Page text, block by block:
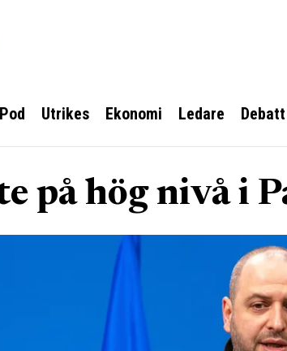
Utrikes Ekonomi Ledare Debatt
på hög nivå i